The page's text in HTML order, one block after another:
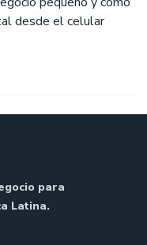
desde el celular
para
Latina.